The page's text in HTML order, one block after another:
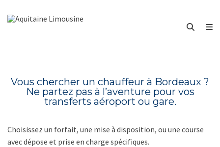
Vous chercher un chauffeur à Bordeaux ?
Ne partez pas à l’aventure pour vos
transferts aéroport ou gare.
Choisissez un forfait, une mise à disposition, ou une course
avec dépose et prise en charge spécifiques.